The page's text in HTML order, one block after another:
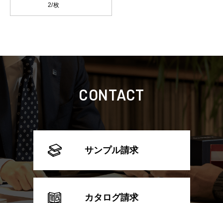
2/枚
CONTACT
サンプル請求
カタログ請求